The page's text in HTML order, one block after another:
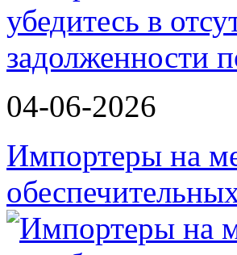
04-06-2026
Импортеры на